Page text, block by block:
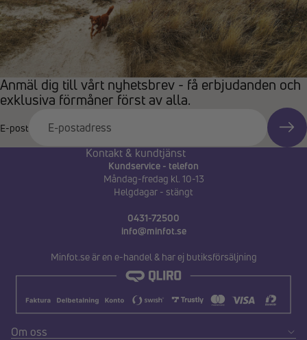
Anmäl dig till vårt nyhetsbrev - få erbjudanden och
exklusiva förmåner först av alla.
E-post
Kontakt & kundtjänst
Kundservice - telefon
Måndag-fredag kl. 10-13
Helgdagar - stängt
0431-72500
info@minfot.se
Minfot.se är en e-handel & har ej butiksförsäljning
Om oss